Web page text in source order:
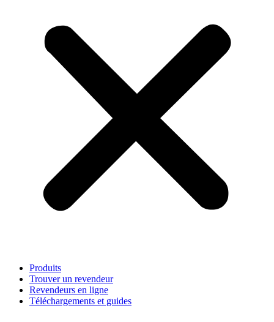
Produits
Trouver un revendeur
Revendeurs en ligne
Téléchargements et guides